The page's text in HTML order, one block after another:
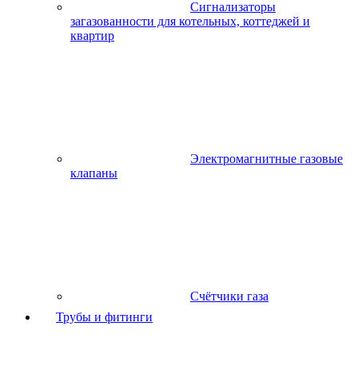
Сигнализаторы
загазованности для котельных, коттеджей и
квартир
Электромагнитные газовые
клапаны
Счётчики газа
Трубы и фитинги